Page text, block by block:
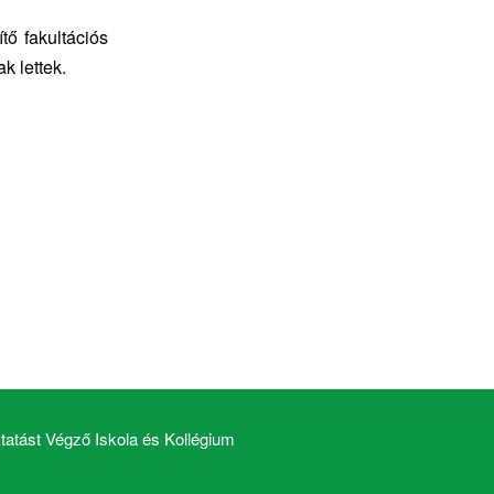
fakultációs
lettek.
Végző Iskola és Kollégium